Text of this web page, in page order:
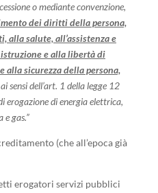
o mediante convenzione,
dei diritti della persona,
salute, all’assistenza e
e alla libertà di
alla sicurezza della persona,
sensi dell’art. 1 della legge 12
erogazione di energia elettrica,
e gas.”
(che all’epoca già
erogatori servizi pubblici